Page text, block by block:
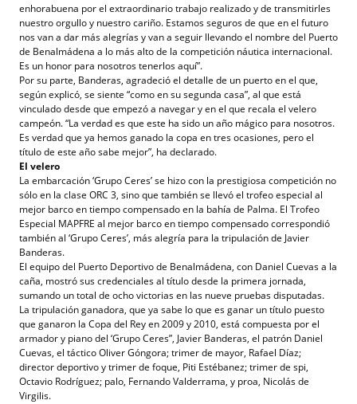
enhorabuena por el extraordinario trabajo realizado y de transmitirles
nuestro orgullo y nuestro cariño. Estamos seguros de que en el futuro
nos van a dar más alegrías y van a seguir llevando el nombre del Puerto
de Benalmádena a lo más alto de la competición náutica internacional.
Es un honor para nosotros tenerlos aquí”.
Por su parte, Banderas, agradeció el detalle de un puerto en el que,
según explicó, se siente “como en su segunda casa”, al que está
vinculado desde que empezó a navegar y en el que recala el velero
campeón. “La verdad es que este ha sido un año mágico para nosotros.
Es verdad que ya hemos ganado la copa en tres ocasiones, pero el
título de este año sabe mejor”, ha declarado.
El velero
La embarcación ‘Grupo Ceres’ se hizo con la prestigiosa competición no
sólo en la clase ORC 3, sino que también se llevó el trofeo especial al
mejor barco en tiempo compensado en la bahía de Palma. El Trofeo
Especial MAPFRE al mejor barco en tiempo compensado correspondió
también al ‘Grupo Ceres’, más alegría para la tripulación de Javier
Banderas.
El equipo del Puerto Deportivo de Benalmádena, con Daniel Cuevas a la
caña, mostró sus credenciales al título desde la primera jornada,
sumando un total de ocho victorias en las nueve pruebas disputadas.
La tripulación ganadora, que ya sabe lo que es ganar un título puesto
que ganaron la Copa del Rey en 2009 y 2010, está compuesta por el
armador y piano del ‘Grupo Ceres”, Javier Banderas, el patrón Daniel
Cuevas, el táctico Oliver Góngora; trimer de mayor, Rafael Díaz;
director deportivo y trimer de foque, Piti Estébanez; trimer de spi,
Octavio Rodríguez; palo, Fernando Valderrama, y proa, Nicolás de
Virgilis.